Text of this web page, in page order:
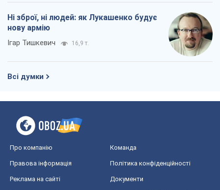
Ні зброї, ні людей: як Лукашенко будує
нову армію
Ігар Тишкевич 16,9 т.
Всі думки
Про компанію Команда
Правова інформація Політика конфіденційності
Реклама на сайті Документи